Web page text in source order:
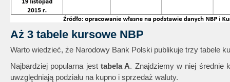
Aż 3 tabele kursowe NBP
Warto wiedzieć, że Narodowy Bank Polski publikuje trzy tabele
Najbardziej popularna jest tabela A. Znajdziemy w niej średnie
uwzględniają podziału na kupno i sprzedaż waluty.